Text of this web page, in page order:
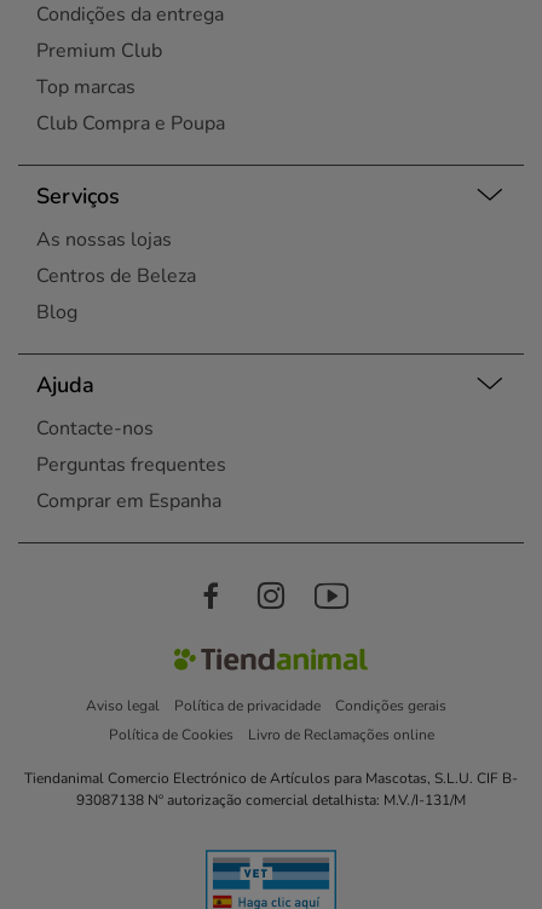
Condições da entrega
Premium Club
Top marcas
Club Compra e Poupa
Serviços
As nossas lojas
Centros de Beleza
Blog
Ajuda
Contacte-nos
Perguntas frequentes
Comprar em Espanha
Aviso legal Política de privacidade
Condições gerais
Política de Cookies
Livro de Reclamações online
Tiendanimal Comercio Electrónico de Artículos para Mascotas, S.L.U. CIF B-
93087138 Nº autorização comercial detalhista: M.V./I-131/M